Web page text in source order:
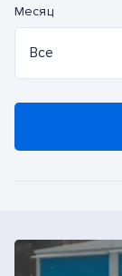
2024
2020
Месяц
Все
апрель